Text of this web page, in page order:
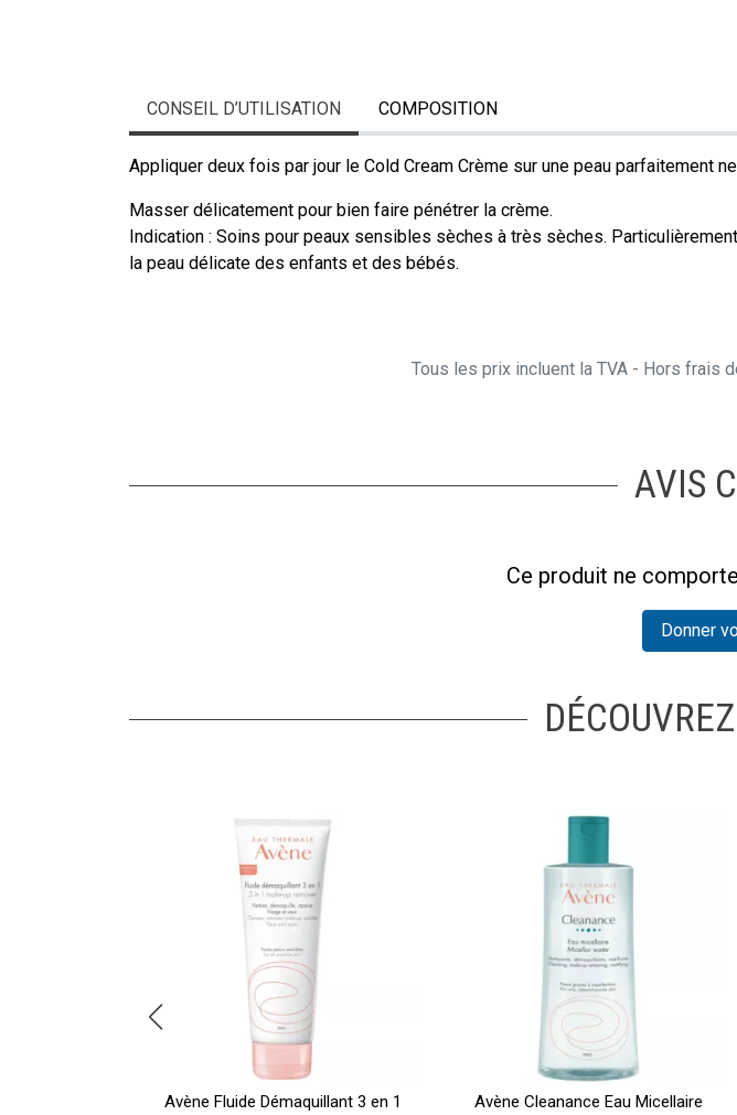
CONSEIL D’UTILISATION COMPOSITION
Appliquer deux fois par jour le Cold Cream Crème sur une peau parfaitement
Masser délicatement pour bien faire pénétrer la crème.
Indication : Soins pour peaux sensibles sèches à très sèches.
la peau délicate des enfants et des bébés.
Tous les prix incluent la TVA - Hors frais
AVIS
Ce produit ne
Donner
Avène Fluide Démaquillant 3 en 1
Avène Cleanance Eau Micellaire